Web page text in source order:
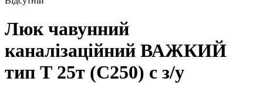
Люк чавунний
каналізаційний ВАЖКИЙ
тип Т 25т (С250) с з/у